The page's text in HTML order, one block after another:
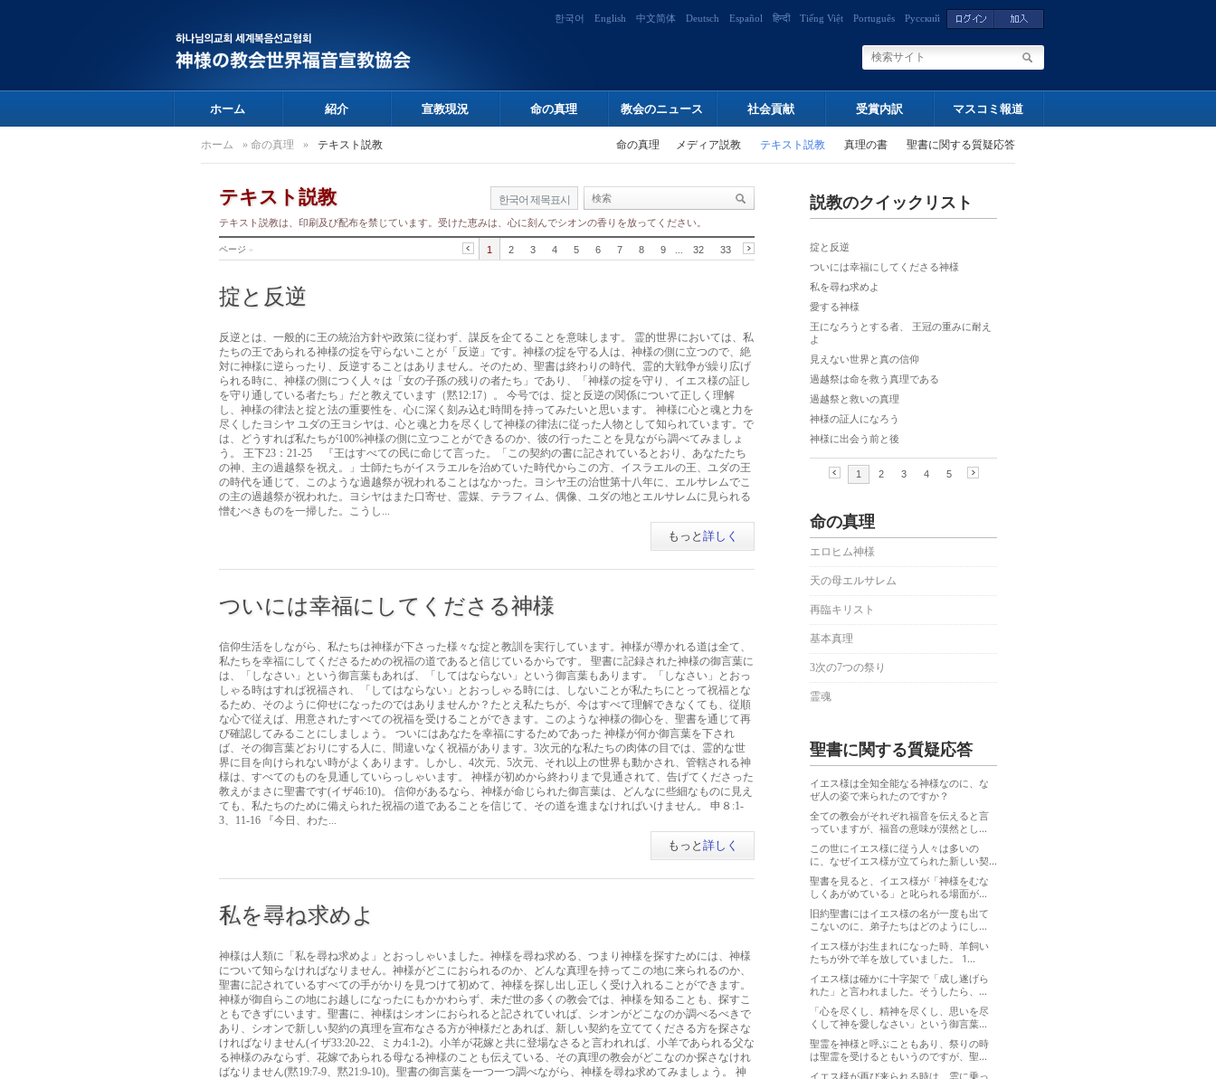
한국어 English 中文简体 Deutsch Español हिन्दी Tiếng Việt Português Русский
ホーム 紹介 宣教現況 命の真理 教会のニュース 社会貢献 受賞内訳 マスコミ報道
ホーム » 命の真理 » テキスト説教 命の真理 メディア説教 テキスト説教 真理の書 聖書に関する質疑応答
テキスト説教 한국어 제목표시
テキスト説教は、印刷及び配布を禁じています。受けた恵みは、心に刻んでシオンの香りを放ってください。
ページ » 1 2 3 4 5 6 7 8 9 32 33
掟と反逆
反逆とは、一般的に王の統治方針や政策に従わず、謀反を企てることを意味します。 霊的世界においては、私
たちの王であられる神様の掟を守らないことが「反逆」です。神様の掟を守る人は、神様の側に立つので、絶
対に神様に逆らったり、反逆することはありません。そのため、聖書は終わりの時代、霊的大戦争が繰り広げ
られる時に、神様の側につく人々は「女の子孫の残りの者たち」であり、「神様の掟を守り、イエス様の証し
を守り通している者たち」だと教えています（黙12:17）。 今号では、掟と反逆の関係について正しく理解
し、神様の律法と掟と法の重要性を、心に深く刻み込む時間を持ってみたいと思います。 神様に心と魂と力を
尽くしたヨシヤ ユダの王ヨシヤは、心と魂と力を尽くして神様の律法に従った人物として知られています。で
は、どうすれば私たちが100%神様の側に立つことができるのか、彼の行ったことを見ながら調べてみましょ
う。 王下23：21-25 『王はすべての民に命じて言った。「この契約の書に記されているとおり、あなたたち
の神、主の過越祭を祝え。」士師たちがイスラエルを治めていた時代からこの方、イスラエルの王、ユダの王
の時代を通じて、このような過越祭が祝われることはなかった。ヨシヤ王の治世第十八年に、エルサレムでこ
の主の過越祭が祝われた。ヨシヤはまた口寄せ、霊媒、テラフィム、偶像、ユダの地とエルサレムに見られる
憎むべきものを一掃した。こうし...
もっと 詳しく
ついには幸福にしてくださる神様
信仰生活をしながら、私たちは神様が下さった様々な掟と教訓を実行しています。神様が導かれる道は全て、
私たちを幸福にしてくださるための祝福の道であると信じているからです。 聖書に記録された神様の御言葉に
は、「しなさい」という御言葉もあれば、「してはならない」という御言葉もあります。「しなさい」とおっ
しゃる時はすれば祝福され、「してはならない」とおっしゃる時には、しないことが私たちにとって祝福とな
るため、そのように仰せになったのではありませんか？たとえ私たちが、今はすべて理解できなくても、従順
な心で従えば、用意されたすべての祝福を受けることができます。このような神様の御心を、聖書を通じて再
び確認してみることにしましょう。 ついにはあなたを幸福にするためであった 神様が何か御言葉を下され
ば、その御言葉どおりにする人に、間違いなく祝福があります。3次元的な私たちの肉体の目では、霊的な世
界に目を向けられない時がよくあります。しかし、4次元、5次元、それ以上の世界も動かされ、管轄される神
様は、すべてのものを見通していらっしゃいます。 神様が初めから終わりまで見通されて、告げてくださった
教えがまさに聖書です(イザ46:10)。 信仰があるなら、神様が命じられた御言葉は、どんなに些細なものに見え
ても、私たちのために備えられた祝福の道であることを信じて、その道を進まなければいけません。 申８:1-
3、11-16 『今日、わた...
もっと 詳しく
私を尋ね求めよ
神様は人類に「私を尋ね求めよ」とおっしゃいました。神様を尋ね求める、つまり神様を探すためには、神様
について知らなければなりません。神様がどこにおられるのか、どんな真理を持ってこの地に来られるのか、
聖書に記されているすべての手がかりを見つけて初めて、神様を探し出し正しく受け入れることができます。
神様が御自らこの地にお越しになったにもかかわらず、未だ世の多くの教会では、神様を知ることも、探すこ
ともできずにいます。聖書に、神様はシオンにおられると記されていれば、シオンがどこなのか調べるべきで
あり、シオンで新しい契約の真理を宣布なさる方が神様だとあれば、新しい契約を立ててくださる方を探さな
ければなりません(イザ33:20-22、ミカ4:1-2)。小羊が花嫁と共に登場なさると言われれば、小羊であられる父な
る神様のみならず、花嫁であられる母なる神様のことも伝えている、その真理の教会がどこなのか探さなけれ
ばなりません(黙19:7-9、黙21:9-10)。聖書の御言葉を一つ一つ調べながら、神様を尋ね求めてみましょう。 神
命の真理
エロヒム神様
天の母エルサレム
再臨キリスト
基本真理
3次の7つの祭り
霊魂